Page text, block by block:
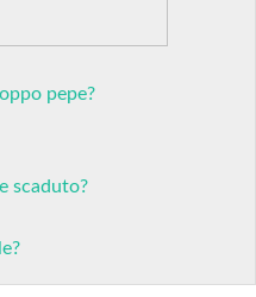
pepe?
scaduto?